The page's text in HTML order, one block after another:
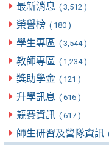
最新消息 ( 3,512 )
榮譽榜 ( 180 )
學生專區 ( 3,544 )
教師專區 ( 1,234 )
獎助學金 ( 121 )
升學訊息 ( 616 )
競賽資訊 ( 617 )
師生研習及營隊資訊